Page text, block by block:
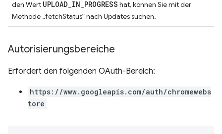
den Wert UPLOAD_IN_PROGRESS hat, können Sie mit der
Methode „fetchStatus“ nach Updates suchen.
Autorisierungsbereiche
Erfordert den folgenden OAuth-Bereich:
https://www.googleapis.com/auth/chromewebs
tore